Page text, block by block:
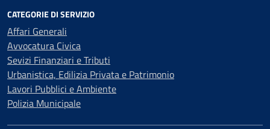
CATEGORIE DI SERVIZIO
Affari Generali
Avvocatura Civica
Sevizi Finanziari e Tributi
Urbanistica, Edilizia Privata e Patrimonio
Lavori Pubblici e Ambiente
Polizia Municipale